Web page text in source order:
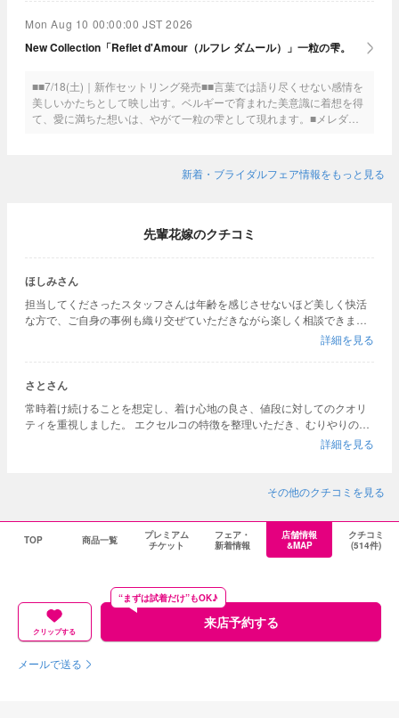
続けます。■サービス内容：サイズ直し、クリーニング、歪み直し、
石揺れ補修、※再ナノジュエリーコート加工、※再つや消し加工（※施
工された方が対象）
Mon Aug 10 00:00:00 JST 2026
New Collection「Reflet d'Amour（ルフレ ダムール）」一粒の雫。
■■7/18(土)｜新作セットリング発売■■言葉では語り尽くせない感情を
美しいかたちとして映し出す。ベルギーで育まれた美意識に着想を得
て、愛に満ちた想いは、やがて一粒の雫として現れます。■メレダイ
い店舗がございます。ご覧になりたい場合は、事前に店舗へお問い合
新着・ブライダルフェア情報をもっと見る
先輩花嫁のクチコミ
ほしみさん
担当してくださったスタッフさんは年齢を感じさせないほど美しく快活
な方で、ご自身の事例も織り交ぜていただきながら楽しく相談できまし
た。 ダイヤモンドの品質も確かだと感じました。 それに加え、その場で
うことで、1店舗目でしたがこちらに決めました。 ただ最後のメリット
がかえってあだとなってしまいました。 私はイエベということもありま
ったので、結婚指輪の地金をゴールドに変更していただくつもりでし
た。 しかしプラチナの方がダイヤモンドがより輝く、磨き直しが即日で
できる、特別感があるなどの理由から、スタッフさんからはプラチナを
が、ゼクシィの商品紹介などからゴールド・ピンクゴールドへの地金変
いいんだ」と自分に言い聞かせ、結局このままプラチナで作成をお願い
しました。 しかし退店してからだんだんと「本当はゴールドが良かっ
た」「自分の意見が尊重されなかった」という悲しみが溢れてきてしま
やピンクゴールドへの地金変更を検討している方(特に繊細な方、流され
やすい方)は気を強く持って臨んでください。注意喚起でした。
詳細を見る
さとさん
常時着け続けることを想定し、着け心地の良さ、値段に対してのクオリ
ティを重視しました。 エクセルコの特徴を整理いただき、むりやりの販
詳細を見る
その他のクチコミを見る
TOP 商品一覧
プレミアム
チケット
フェア・
新着情報
店舗情報
&MAP
クチコミ
(514件)
クリップする
来店予約する
“まずは試着だけ”もOK♪
メールで送る